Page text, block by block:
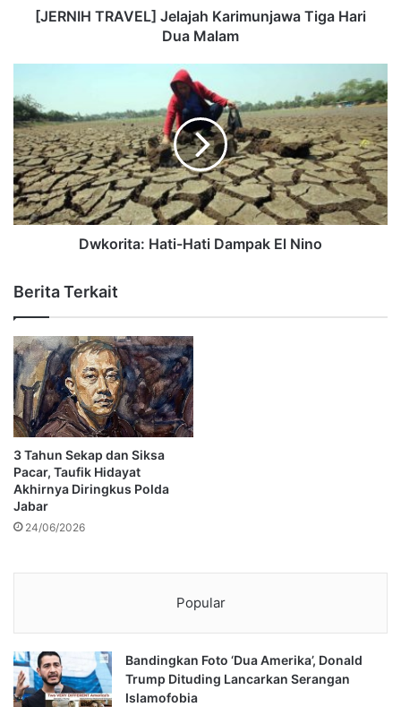
[JERNIH TRAVEL] Jelajah Karimunjawa Tiga Hari
Dua Malam
Dwkorita: Hati-Hati Dampak El Nino
Berita Terkait
3 Tahun Sekap dan Siksa
Pacar, Taufik Hidayat
Akhirnya Diringkus Polda
Jabar
24/06/2026
Popular
Bandingkan Foto ‘Dua Amerika’, Donald
Trump Dituding Lancarkan Serangan
Islamofobia